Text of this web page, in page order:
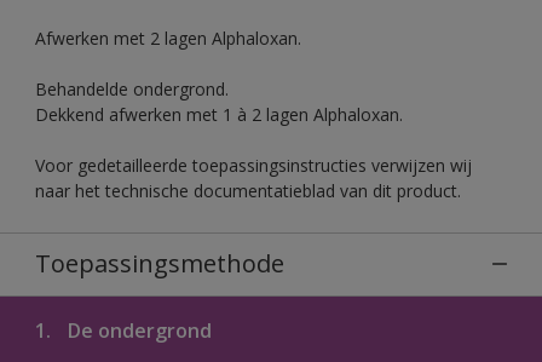
Afwerken met 2 lagen Alphaloxan.
Behandelde ondergrond.
Dekkend afwerken met 1 à 2 lagen Alphaloxan.
Voor gedetailleerde toepassingsinstructies verwijzen wij
naar het technische documentatieblad van dit product.
Toepassingsmethode
1. De ondergrond